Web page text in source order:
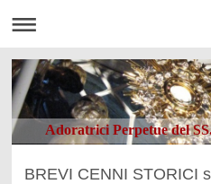
Adoratrici Perpetue del
BREVI CENNI STORICI